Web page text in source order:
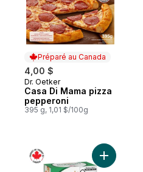
Préparé au Canada
4,00 $
Préparé au Canada
Dr. Oetker
Casa Di Mama pizza
pepperoni
395 g, 1,01 $/100g
Mini-pizzas pepperoni Ajouter